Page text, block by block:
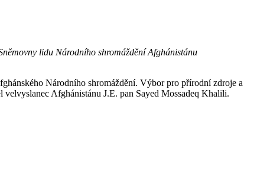
lidu Národního shromáždění Afghánistánu
Národního shromáždění. Výbor pro přírodní zdroje a
Afghánistánu J.E. pan Sayed Mossadeq Khalili.